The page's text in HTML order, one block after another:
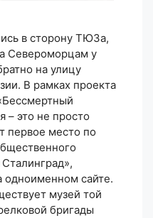
в сторону ТЮЗа,
Североморцам у
на улицу
В рамках проекта
– это не просто
первое место по
одноименном сайте.
музей той
бригады